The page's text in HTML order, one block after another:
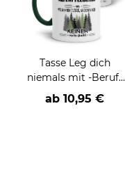
Tasse Leg dich
niemals mit -Beruf-
an
ab 10,95 €